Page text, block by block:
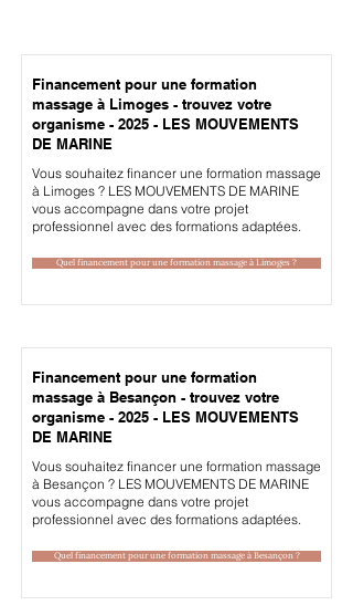
Financement pour une formation
massage à Limoges - trouvez votre
organisme - 2025 - LES MOUVEMENTS
DE MARINE
Vous souhaitez financer une formation massage
à Limoges ? LES MOUVEMENTS DE MARINE
vous accompagne dans votre projet
professionnel avec des formations adaptées.
Quel financement pour une formation massage à Limoges ?
Financement pour une formation
massage à Besançon - trouvez votre
organisme - 2025 - LES MOUVEMENTS
DE MARINE
Vous souhaitez financer une formation massage
à Besançon ? LES MOUVEMENTS DE MARINE
vous accompagne dans votre projet
professionnel avec des formations adaptées.
Quel financement pour une formation massage à Besançon ?